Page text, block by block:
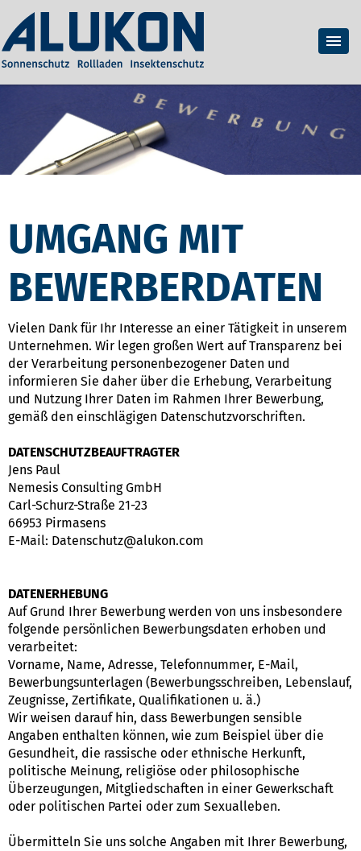
UMGANG MIT
BEWERBERDATEN
Vielen Dank für Ihr Interesse an einer Tätigkeit in unserem
Unternehmen. Wir legen großen Wert auf Transparenz bei
der Verarbeitung personenbezogener Daten und
informieren Sie daher über die Erhebung, Verarbeitung
und Nutzung Ihrer Daten im Rahmen Ihrer Bewerbung,
gemäß den einschlägigen Datenschutzvorschriften.
DATENSCHUTZBEAUFTRAGTER
Jens Paul
Nemesis Consulting GmbH
Carl-Schurz-Straße 21-23
66953 Pirmasens
E-Mail: Datenschutz@alukon.com
DATENERHEBUNG
Auf Grund Ihrer Bewerbung werden von uns insbesondere
folgende persönlichen Bewerbungsdaten erhoben und
verarbeitet:
Vorname, Name, Adresse, Telefonnummer, E-Mail,
Bewerbungsunterlagen (Bewerbungsschreiben, Lebenslauf,
Zeugnisse, Zertifikate, Qualifikationen u. ä.)
Wir weisen darauf hin, dass Bewerbungen sensible
Angaben enthalten können, wie zum Beispiel über die
Gesundheit, die rassische oder ethnische Herkunft,
politische Meinung, religiöse oder philosophische
Überzeugungen, Mitgliedschaften in einer Gewerkschaft
oder politischen Partei oder zum Sexualleben.
Übermitteln Sie uns solche Angaben mit Ihrer Bewerbung,